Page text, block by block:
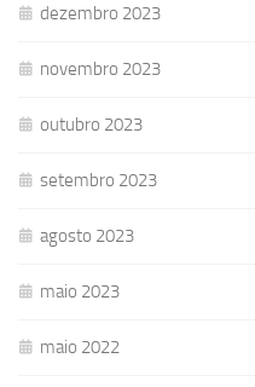
dezembro 2023
novembro 2023
outubro 2023
setembro 2023
agosto 2023
maio 2023
maio 2022